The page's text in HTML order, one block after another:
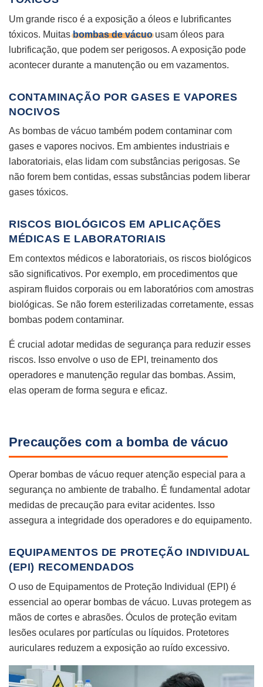
Um grande risco é a exposição a óleos e lubrificantes
tóxicos. Muitasbombas de vácuousam óleos para
lubrificação, que podem ser perigosos. A exposição pode
acontecer durante a manutenção ou em vazamentos.
CONTAMINAÇÃO POR GASES E VAPORES
NOCIVOS
As bombas de vácuo também podem contaminar com
gases e vapores nocivos. Em ambientes industriais e
laboratoriais, elas lidam com substâncias perigosas. Se
não forem bem contidas, essas substâncias podem liberar
gases tóxicos.
RISCOS BIOLÓGICOS EM APLICAÇÕES
MÉDICAS E LABORATORIAIS
Em contextos médicos e laboratoriais, os riscos biológicos
são significativos. Por exemplo, em procedimentos que
aspiram fluidos corporais ou em laboratórios com amostras
biológicas. Se não forem esterilizadas corretamente, essas
bombas podem contaminar.
É crucial adotar medidas de segurança para reduzir esses
riscos. Isso envolve o uso de EPI, treinamento dos
operadores e manutenção regular das bombas. Assim,
elas operam de forma segura e eficaz.
Precauções com a bomba de vácuo
Operar bombas de vácuo requer atenção especial para a
segurança no ambiente de trabalho. É fundamental adotar
medidas de precaução para evitar acidentes. Isso
assegura a integridade dos operadores e do equipamento.
EQUIPAMENTOS DE PROTEÇÃO INDIVIDUAL
(EPI) RECOMENDADOS
O uso de Equipamentos de Proteção Individual (EPI) é
essencial ao operar bombas de vácuo. Luvas protegem as
mãos de cortes e abrasões. Óculos de proteção evitam
lesões oculares por partículas ou líquidos. Protetores
auriculares reduzem a exposição ao ruído excessivo.